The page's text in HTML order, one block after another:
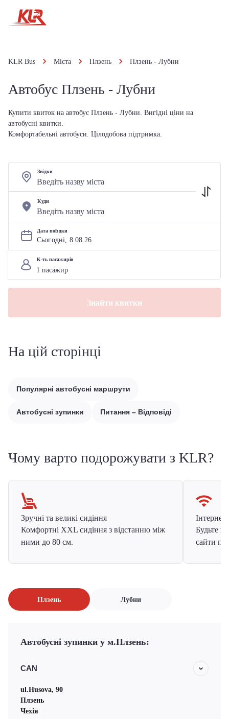
KLR Bus Міста Плзень Плзень - Лубни
Автобус Плзень - Лубни
Купити квиток на автобус Плзень - Лубни. Вигідні ціни на
автобусні квитки.
Комфортабельні автобуси. Цілодобова підтримка.
Звідки
Куди
Дата поїздки
Сьогодні, 8.08.26
К-ть пасажирів
Знайти квитки
На цій сторінці
Популярні автобусні маршрути
Автобусні зупинки Питання – Відповіді
Чому варто подорожувати з KLR?
Зручні та великі сидіння
Комфортні XXL сидіння з відстанню між
ними до 80 см.
Інтернет
Будьте
сайти
Плзень Лубни
Автобусні зупинки у м.Плзень:
CAN
ul.Husova, 90
Плзень
Чехiя